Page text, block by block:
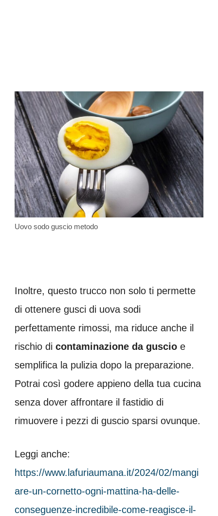
Uovo sodo guscio metodo
Inoltre, questo trucco non solo ti permette
di ottenere gusci di uova sodi
perfettamente rimossi, ma riduce anche il
rischio di contaminazione da guscio e
semplifica la pulizia dopo la preparazione.
Potrai così godere appieno della tua cucina
senza dover affrontare il fastidio di
rimuovere i pezzi di guscio sparsi ovunque.
Leggi anche:
https://www.lafuriaumana.it/2024/02/mangi
are-un-cornetto-ogni-mattina-ha-delle-
conseguenze-incredibile-come-reagisce-il-